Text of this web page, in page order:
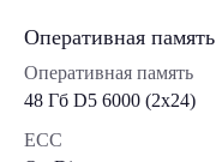
Оперативная память
Оперативная память
48 Гб D5 6000 (2х24)
ECC